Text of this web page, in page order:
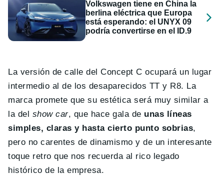
Volkswagen tiene en China la
berlina eléctrica que Europa
está esperando: el UNYX 09
podría convertirse en el ID.9
La versión de calle del Concept C ocupará un lugar
intermedio al de los desaparecidos TT y R8. La
marca promete que su estética será muy similar a
la del show car, que hace gala de unas líneas
simples, claras y hasta cierto punto sobrias,
pero no carentes de dinamismo y de un interesante
toque retro que nos recuerda al rico legado
histórico de la empresa.